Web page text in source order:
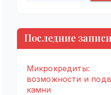
Последние
Микрокредиты:
возможности и
камни